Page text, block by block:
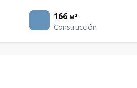
166 M²
Construcción